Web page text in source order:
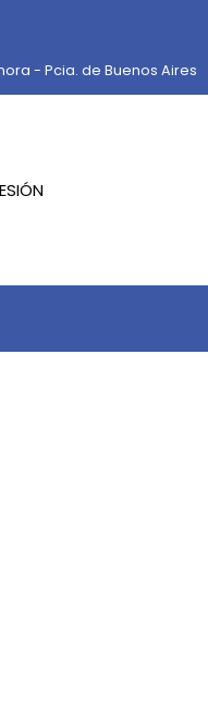
- Pcia. de Buenos Aires